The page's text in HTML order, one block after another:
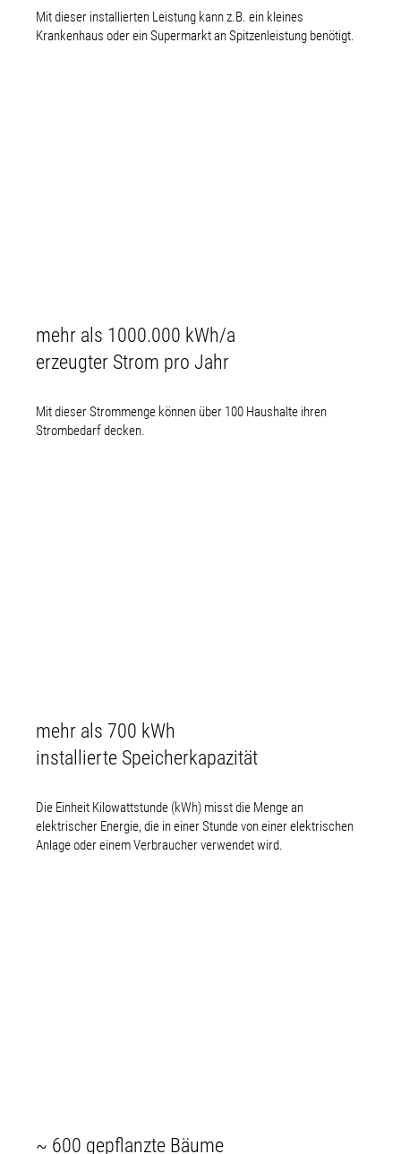
Mit dieser installierten Leistung kann z.B. ein kleines
Krankenhaus oder ein Supermarkt an Spitzenleistung benötigt.
mehr als 1000.000 kWh/a
erzeugter Strom pro Jahr
Mit dieser Strommenge können über 100 Haushalte ihren
Strombedarf decken.
mehr als 700 kWh
installierte Speicherkapazität
Die Einheit Kilowattstunde (kWh) misst die Menge an
elektrischer Energie, die in einer Stunde von einer elektrischen
Anlage oder einem Verbraucher verwendet wird.
~ 600 gepflanzte Bäume